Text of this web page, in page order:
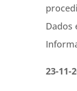
Dados
23-11-